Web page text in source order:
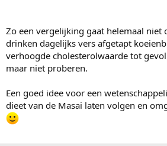
Zo een vergelijking gaat helemaal niet
drinken dagelijks vers afgetapt
verhoogde cholesterolwaarde tot
maar niet proberen.
Een goed idee voor een
dieet van de Masai laten volgen en